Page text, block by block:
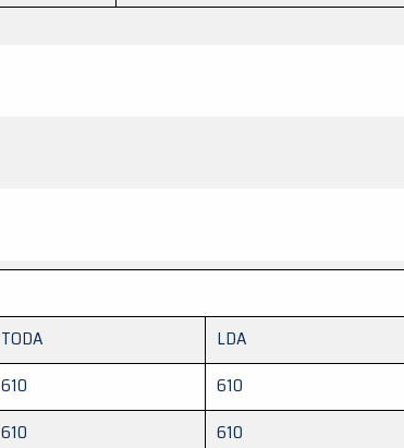
TODA
LDA
610
610
610 610